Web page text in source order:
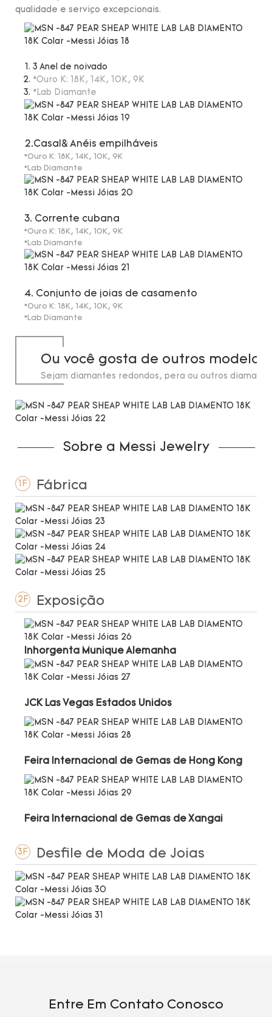
qualidade e serviço excepcionais.
3 Anel de noivado
*Ouro K: 18K, 14K, 10K, 9K
*Lab Diamante
2.Casal& Anéis empilháveis
*Ouro K: 18K, 14K, 10K, 9K
*Lab Diamante
3. Corrente cubana
*Ouro K: 18K, 14K, 10K, 9K
*Lab Diamante
4. Conjunto de joias de casamento
*Ouro K: 18K, 14K, 10K, 9K
*Lab Diamante
Ou você gosta de outros
Sejam diamantes redondos, pera ou outros
Sobre a Messi Jewelry
1F Fábrica
2F Exposição
Inhorgenta Munique Alemanha
JCK Las Vegas Estados Unidos
Feira Internacional de Gemas de Hong Kong
Feira Internacional de Gemas de Xangai
3F Desfile de Moda de Joias
Entre Em Contato Conosco